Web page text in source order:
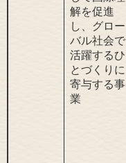
解を促進
し、グロー
バル社会で
活躍するひ
とづくりに
寄与する事
業